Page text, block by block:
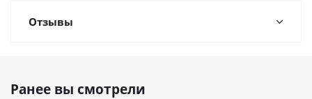
Отзывы
Ранее вы смотрели